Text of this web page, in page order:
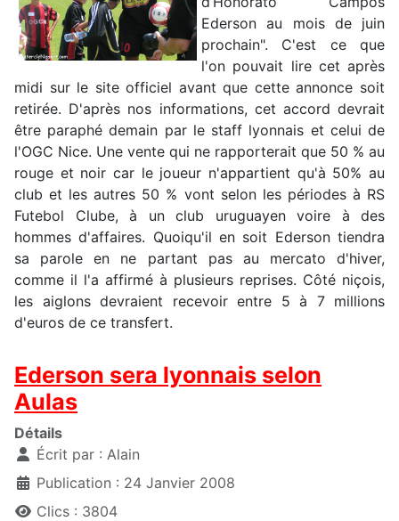
Ederson au mois de juin
prochain". C'est ce que
l'on pouvait lire cet après
midi sur le site officiel avant que cette annonce soit
retirée. D'après nos informations, cet accord devrait
être paraphé demain par le staff lyonnais et celui de
l'OGC Nice. Une vente qui ne rapporterait que 50 % au
rouge et noir car le joueur n'appartient qu'à 50% au
club et les autres 50 % vont selon les périodes à RS
Futebol Clube, à un club uruguayen voire à des
hommes d'affaires. Quoiqu'il en soit Ederson tiendra
sa parole en ne partant pas au mercato d'hiver,
comme il l'a affirmé à plusieurs reprises. Côté niçois,
les aiglons devraient recevoir entre 5 à 7 millions
d'euros de ce transfert.
Ederson sera lyonnais selon
Aulas
Détails
Écrit par : Alain
Publication : 24 Janvier 2008
Clics : 3804